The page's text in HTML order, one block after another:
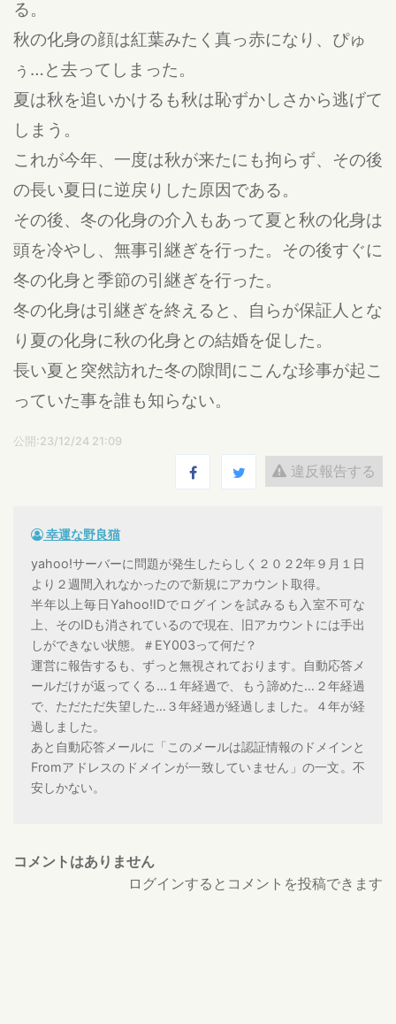
る。
秋の化身の顔は紅葉みたく真っ赤になり、ぴゅ
ぅ…と去ってしまった。
夏は秋を追いかけるも秋は恥ずかしさから逃げて
しまう。
これが今年、一度は秋が来たにも拘らず、その後
の長い夏日に逆戻りした原因である。
その後、冬の化身の介入もあって夏と秋の化身は
頭を冷やし、無事引継ぎを行った。その後すぐに
冬の化身と季節の引継ぎを行った。
冬の化身は引継ぎを終えると、自らが保証人とな
り夏の化身に秋の化身との結婚を促した。
長い夏と突然訪れた冬の隙間にこんな珍事が起こ
っていた事を誰も知らない。
公開:23/12/24 21:09
違反報告する
幸運な野良猫
yahoo!サーバーに問題が発生したらしく２０２2年９月１日
より２週間入れなかったので新規にアカウント取得。
半年以上毎日Yahoo!IDでログインを試みるも入室不可な
上、そのIDも消されているので現在、旧アカウントには手出
しができない状態。＃EY003って何だ？
運営に報告するも、ずっと無視されております。自動応答メ
ールだけが返ってくる…１年経過で、もう諦めた…２年経過
で、ただただ失望した…３年経過が経過しました。４年が経
過しました。
あと自動応答メールに「このメールは認証情報のドメインと
Fromアドレスのドメインが一致していません」の一文。不
安しかない。
コメントはありません
ログインするとコメントを投稿できます